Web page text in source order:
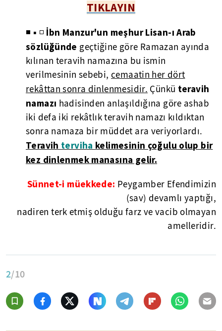
TIKLAYIN
◾ ▪ ◽ İbn Manzur'un meşhur Lisan-ı Arab
sözlüğünde geçtiğine göre Ramazan ayında
kılınan teravih namazına bu ismin
verilmesinin sebebi, cemaatin her dört
rekâttan sonra dinlenmesidir. Çünkü teravih
namazı hadisinden anlaşıldığına göre ashab
iki defa iki rekâtlık teravih namazı kıldıktan
sonra namaza bir müddet ara veriyorlardı.
Teravih terviha kelimesinin çoğulu olup bir
kez dinlenmek manasına gelir.
Sünnet-i müekkede: Peygamber Efendimizin
(sav) devamlı yaptığı,
nadiren terk etmiş olduğu farz ve vacib olmayan
amelleridir.
2/10